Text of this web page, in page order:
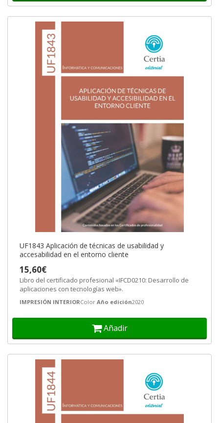
UF1843 Aplicación de técnicas de usabilidad y
accesabilidad en el entorno cliente
15,60€
Libro del certificado profesional «IFCD0210: Desarrollo de
aplicaciones con tecnologías web».
IMPRESIÓN INTERIORColor Año edición2020
Añadir